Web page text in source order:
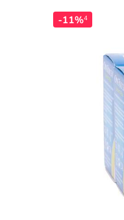
-11%4